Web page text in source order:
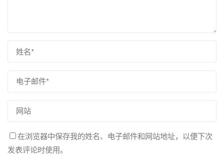
在浏览器中保存我的姓名、电子邮件和网站地址，以便下次
发表评论时使用。